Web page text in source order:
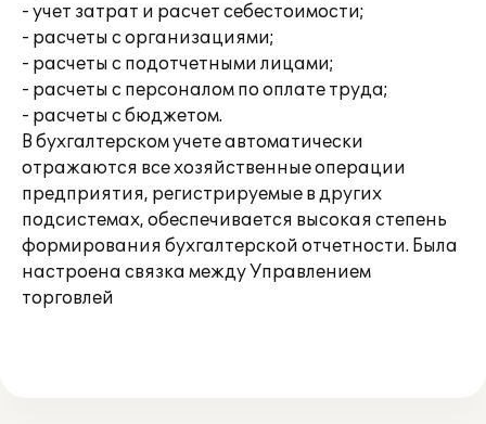
- учет затрат и расчет себестоимости;
- расчеты с организациями;
- расчеты с подотчетными лицами;
- расчеты с персоналом по оплате труда;
- расчеты с бюджетом.
В бухгалтерском учете автоматически
отражаются все хозяйственные операции
предприятия, регистрируемые в других
подсистемах, обеспечивается высокая степень
формирования бухгалтерской отчетности. Была
настроена связка между Управлением
торговлей